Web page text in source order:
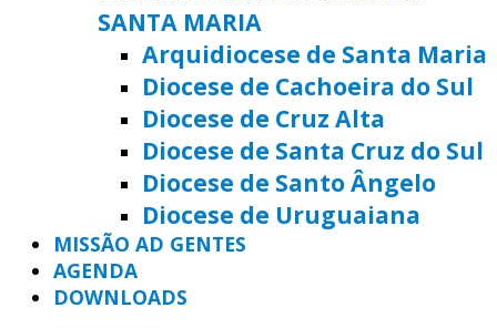
SANTA MARIA
Arquidiocese de Santa Maria
Diocese de Cachoeira do Sul
Diocese de Cruz Alta
Diocese de Santa Cruz do Sul
Diocese de Santo Ângelo
Diocese de Uruguaiana
MISSÃO AD GENTES
AGENDA
DOWNLOADS